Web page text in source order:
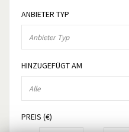
ANBIETER TYP
HINZUGEFÜGT AM
PREIS (€)